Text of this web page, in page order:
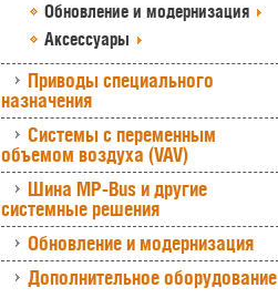
Обновление и модернизация
Аксессуары
Приводы специального
назначения
Системы с переменным
объемом воздуха (VAV)
Шина MP-Bus и другие
системные решения
Обновление и модернизация
Дополнительное оборудование